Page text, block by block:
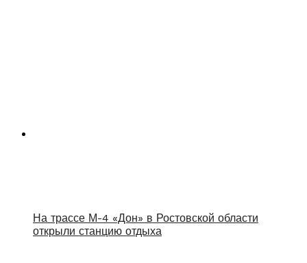
На трассе М-4 «Дон» в Ростовской области
открыли станцию отдыха